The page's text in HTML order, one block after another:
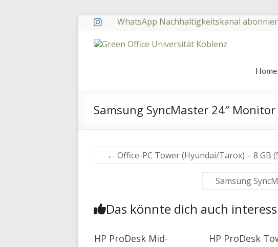
Zum
Inhalt
springen
WhatsApp Nachhaltigkeitskanal
Green
Koblenz
Home
Samsung SyncMaster 24″ Monitor
← Office-PC Tower (Hyundai/Tarox) – 8 GB
Samsung
Das könnte dich auch
HP ProDesk Mid-
HP ProDesk